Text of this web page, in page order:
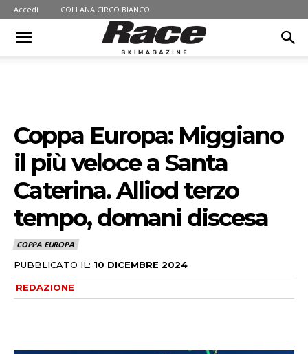
Accedi COLLANA CIRCO BIANCO
Coppa Europa: Miggiano
il più veloce a Santa
Caterina. Alliod terzo
tempo, domani discesa
COPPA EUROPA
PUBBLICATO IL: 10 DICEMBRE 2024
REDAZIONE